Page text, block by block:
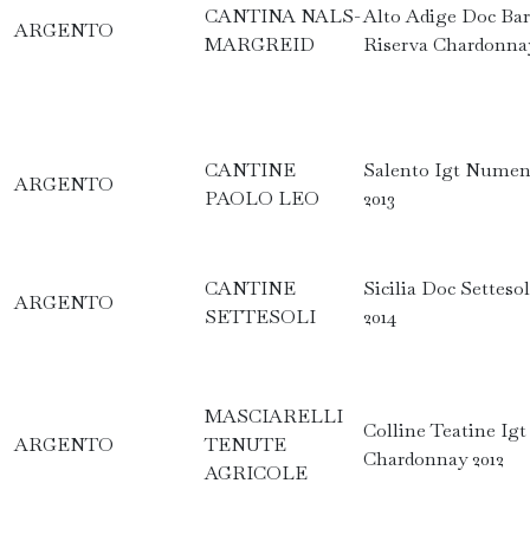
ARGENTO
CANTINA NALS-
MARGREID
Alto Adige Doc
Riserva
ARGENTO
CANTINE
PAOLO LEO
Salento Igt
2013
ARGENTO
CANTINE
SETTESOLI
Sicilia Doc
2014
ARGENTO
MASCIARELLI
TENUTE
AGRICOLE
Colline Teatine
Chardonnay 2012